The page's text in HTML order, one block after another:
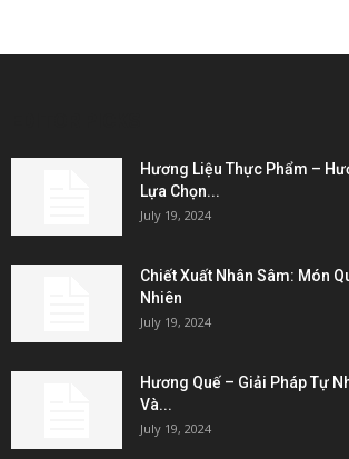
Hương Liệu Thực Phẩm –
Lựa Chọn...
July 19, 2024
Chiết Xuất Nhân Sâm: Món
Nhiên
July 19, 2024
Hương Quế – Giải Pháp Tự
Và...
July 19, 2024